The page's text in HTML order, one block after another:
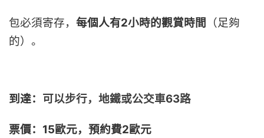
包必須寄存， 每個人有2小時的觀賞時間
（足夠
的）。
到達： 可以步行，地鐵或公交車63路
票價：15歐元，預約費2歐元